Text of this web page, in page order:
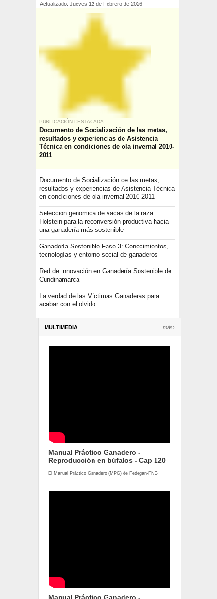
Actualizado: Jueves 12 de Febrero de 2026
PUBLICACIÓN DESTACADA
Documento de Socialización de las metas,
resultados y experiencias de Asistencia
Técnica en condiciones de ola invernal 2010-
2011
Documento de Socialización de las metas,
resultados y experiencias de Asistencia Técnica
en condiciones de ola invernal 2010-2011
Selección genómica de vacas de la raza
Holstein para la reconversión productiva hacia
una ganadería más sostenible
Ganadería Sostenible Fase 3: Conocimientos,
tecnologías y entorno social de ganaderos
Red de Innovación en Ganadería Sostenible de
Cundinamarca
La verdad de las Víctimas Ganaderas para
acabar con el olvido
MULTIMEDIA más›
Manual Práctico Ganadero -
Reproducción en búfalos - Cap 120
El Manual Práctico Ganadero (MPG) de Fedegan-FNG
Manual Práctico Ganadero -